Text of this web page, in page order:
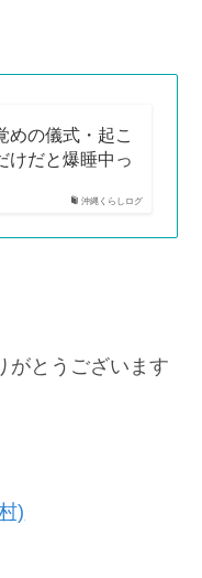
沖縄くらしログ
めの儀式・起こ
けだと爆睡中っ
がとうございます
)